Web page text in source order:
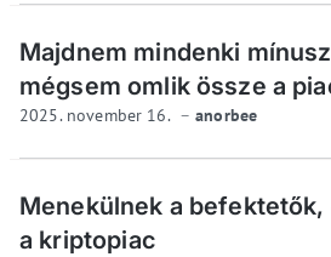
Majdnem mindenki
mégsem omlik össze a
2025. november 16. anorbee
Menekülnek a
a kriptopiac